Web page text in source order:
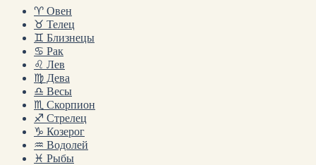
♈ Овен
♉ Телец
♊ Близнецы
♋ Рак
♌ Лев
♍ Дева
♎ Весы
♏ Скорпион
♐ Стрелец
♑ Козерог
♒ Водолей
♓ Рыбы